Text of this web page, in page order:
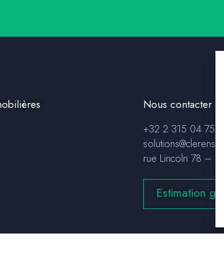
Nous contacter
+32 2 315 04 75
rue Lincoln 78 –
Estimation